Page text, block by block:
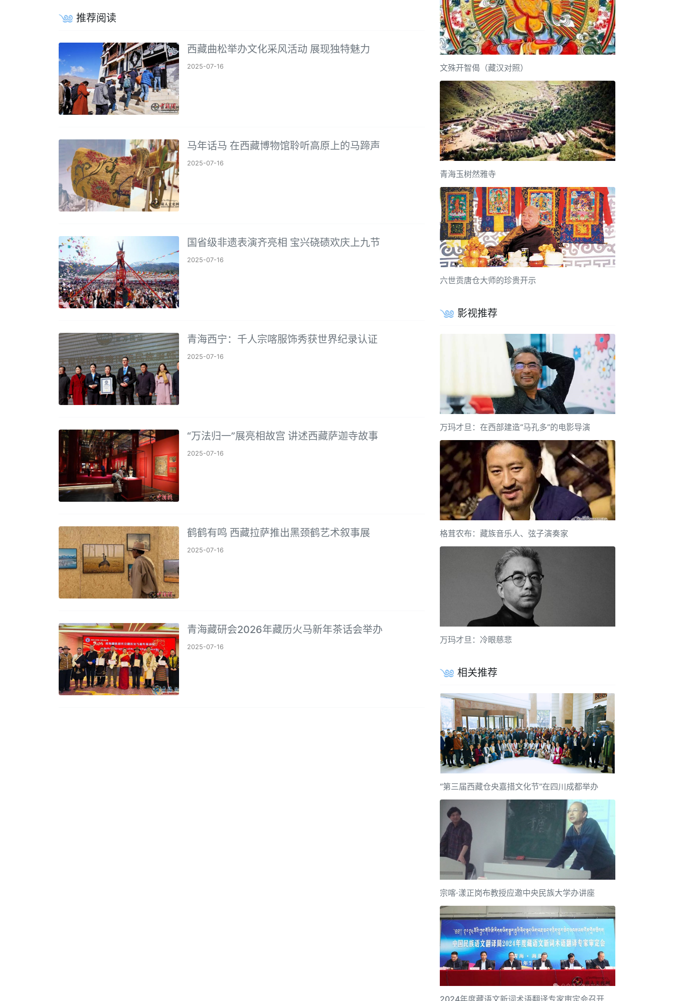
推荐阅读
西藏曲松举办文化采风活动 展现独特魅力
2025-07-16
马年话马 在西藏博物馆聆听高原上的马蹄声
2025-07-16
国省级非遗表演齐亮相 宝兴硗碛欢庆上九节
2025-07-16
青海西宁：千人宗喀服饰秀获世界纪录认证
2025-07-16
“万法归一”展亮相故宫 讲述西藏萨迦寺故事
2025-07-16
鹤鹤有鸣 西藏拉萨推出黑颈鹤艺术叙事展
2025-07-16
青海藏研会2026年藏历火马新年茶话会举办
2025-07-16
文殊开智偈（藏汉对照）
青海玉树然雅寺
六世贡唐仓大师的珍贵开示
影视推荐
万玛才旦：在西部建造“马孔多”的电影导演
格茸农布：藏族音乐人、弦子演奏家
万玛才旦：冷眼慈悲
相关推荐
“第三届西藏仓央嘉措文化节”在四川成都举办
宗喀·漾正岗布教授应邀中央民族大学办讲座
2024年度藏语文新词术语翻译专家审定会召开